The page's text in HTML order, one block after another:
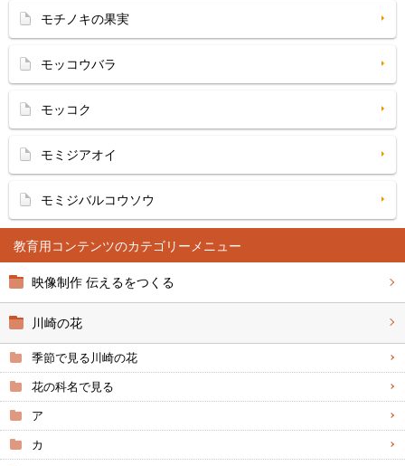
教育用コンテンツ
映像制作 伝えるをつくる
川崎の花
季節で見る川崎の花
花の科名で見る
ア
カ
モチノキの果実
モッコウバラ
モッコク
モミジアオイ
モミジバルコウソウ